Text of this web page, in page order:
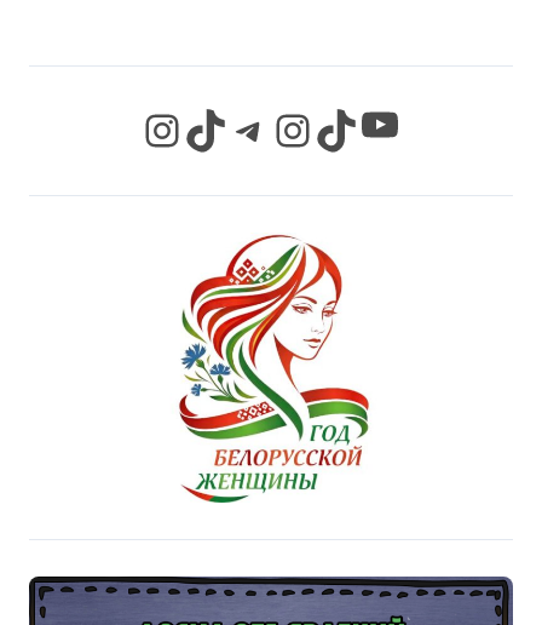
InstagramTikTok Telegram InstagramTikTok YouTube